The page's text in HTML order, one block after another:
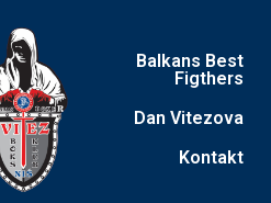
Balkans Best
Figthers
Dan Vitezova
Kontakt